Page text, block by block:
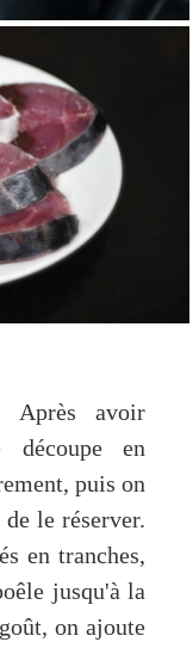
Après avoir
en
puis on
le réserver.
en tranches,
jusqu'à la
on ajoute